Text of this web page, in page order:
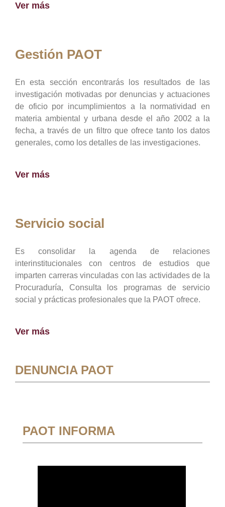
Ver más
Gestión PAOT
En esta sección encontrarás los resultados de las
investigación motivadas por denuncias y actuaciones
de oficio por incumplimientos a la normatividad en
materia ambiental y urbana desde el año 2002 a la
fecha, a través de un filtro que ofrece tanto los datos
generales, como los detalles de las investigaciones.
Ver más
Servicio social
Es consolidar la agenda de relaciones
interinstitucionales con centros de estudios que
imparten carreras vinculadas con las actividades de la
Procuraduría, Consulta los programas de servicio
social y prácticas profesionales que la PAOT ofrece.
Ver más
DENUNCIA PAOT
PAOT INFORMA